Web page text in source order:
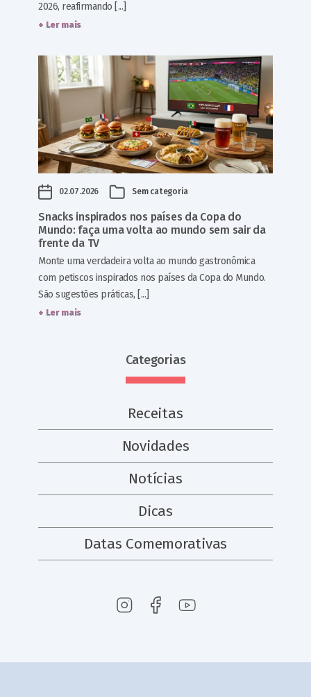
2026, reafirmando [...]
+ Ler mais
02.07.2026 Sem categoria
Snacks inspirados nos países da Copa do
Mundo: faça uma volta ao mundo sem sair da
frente da TV
Monte uma verdadeira volta ao mundo gastronômica
com petiscos inspirados nos países da Copa do Mundo.
São sugestões práticas, [...]
+ Ler mais
Categorias
Receitas
Novidades
Notícias
Dicas
Datas Comemorativas